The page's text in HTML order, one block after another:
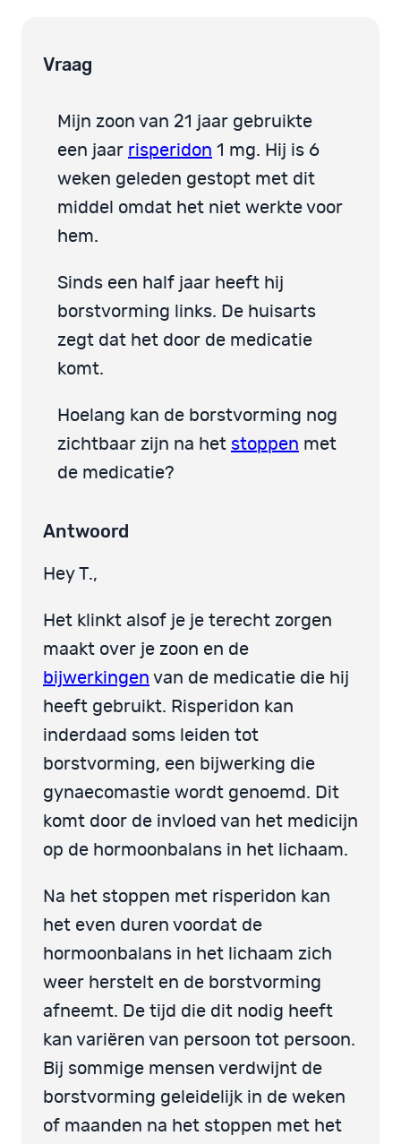
Vraag
Mijn zoon van 21 jaar gebruikte
een jaar risperidon 1 mg. Hij is 6
weken geleden gestopt met dit
middel omdat het niet werkte voor
hem.
Sinds een half jaar heeft hij
borstvorming links. De huisarts
zegt dat het door de medicatie
komt.
Hoelang kan de borstvorming nog
zichtbaar zijn na het stoppen met
de medicatie?
Antwoord
Hey T.,
Het klinkt alsof je je terecht zorgen
maakt over je zoon en de
bijwerkingen van de medicatie die hij
heeft gebruikt. Risperidon kan
inderdaad soms leiden tot
borstvorming, een bijwerking die
gynaecomastie wordt genoemd. Dit
komt door de invloed van het medicijn
op de hormoonbalans in het lichaam.
Na het stoppen met risperidon kan
het even duren voordat de
hormoonbalans in het lichaam zich
weer herstelt en de borstvorming
afneemt. De tijd die dit nodig heeft
kan variëren van persoon tot persoon.
Bij sommige mensen verdwijnt de
borstvorming geleidelijk in de weken
of maanden na het stoppen met het